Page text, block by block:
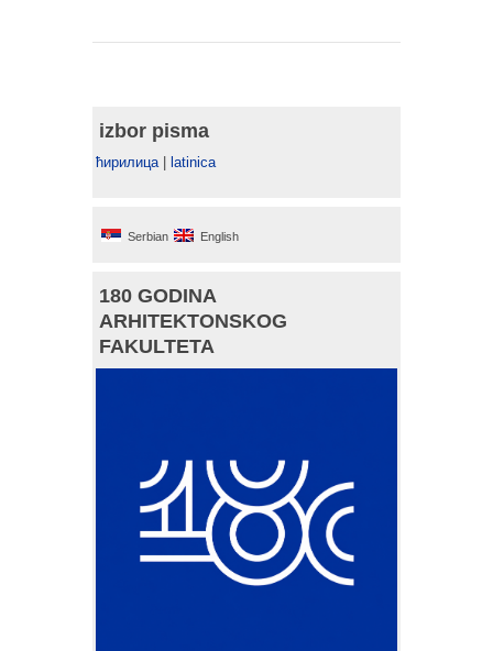
izbor pisma
ћирилица| latinica
Serbian English
180 GODINA
ARHITEKTONSKOG
FAKULTETA